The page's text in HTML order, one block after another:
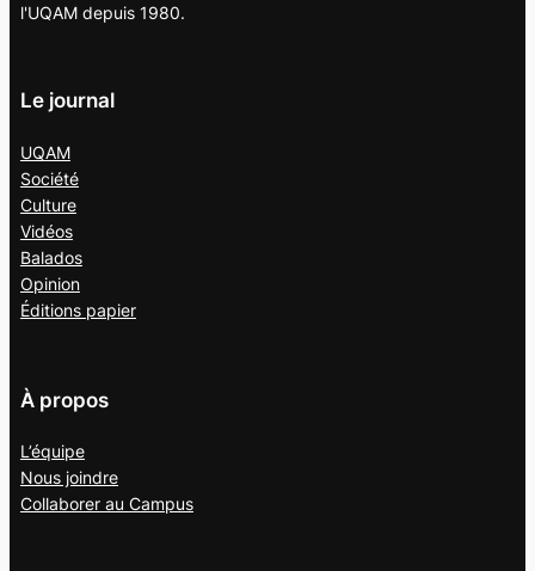
l'UQAM depuis 1980.
Le journal
UQAM
Société
Culture
Vidéos
Balados
Opinion
Éditions papier
À propos
L’équipe
Nous joindre
Collaborer au Campus